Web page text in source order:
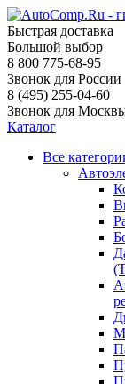
Быстрая доставка
Большой выбор
8 800 775-68-95
Звонок для России
8 (495) 255-04-60
Звонок для
Каталог
Все